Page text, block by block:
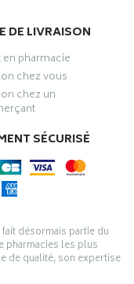
DE LIVRAISON
en pharmacie
chez vous
chez un
SÉCURISÉ
fait désormais partie du
pharmacies les plus
de qualité, son expertise